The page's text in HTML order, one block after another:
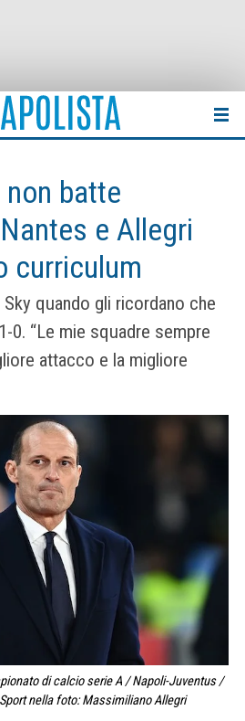
batte
e Allegri
curriculum
quando gli ricordano che
0. “Le mie squadre sempre
attacco e la migliore
di calcio serie A / Napoli-Juventus /
nella foto: Massimiliano Allegri